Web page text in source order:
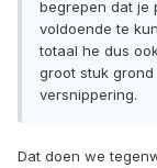
begrepen dat je
voldoende te
totaal he dus
groot stuk
versnippering.
Dat doen we